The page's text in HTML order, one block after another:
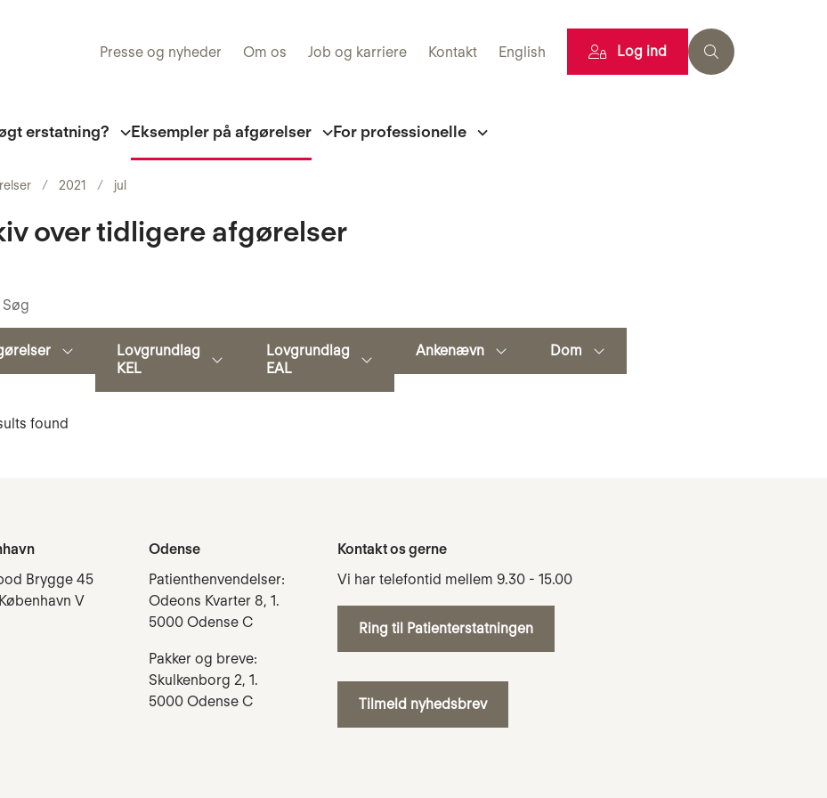
Presse og nyheder Om os Job og karriere Kontakt English Log ind
erstatning? Eksempler på afgørelser For professionelle
2021 jul
over tidligere afgørelser
Lovgrundlag
KEL
Lovgrundlag
EAL
Ankenævn Dom
found
Brygge 45
V
Odense
Patienthenvendelser:
Odeons Kvarter 8, 1.
5000 Odense C
Pakker og breve:
Skulkenborg 2, 1.
5000 Odense C
Kontakt os gerne
Vi har telefontid mellem 9.30 - 15.00
Ring til Patienterstatningen
Tilmeld nyhedsbrev